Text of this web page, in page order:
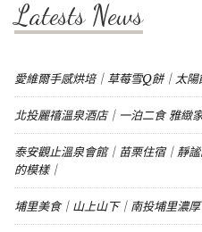
Latests News
愛維爾手感烘培｜草莓雪Q餅｜太陽
北投麗禧溫泉酒店｜一泊二食 雅緻
泰安觀止溫泉會館｜苗栗住宿｜靜
的模樣｜
埔里美食｜山上山下｜南投埔里濃